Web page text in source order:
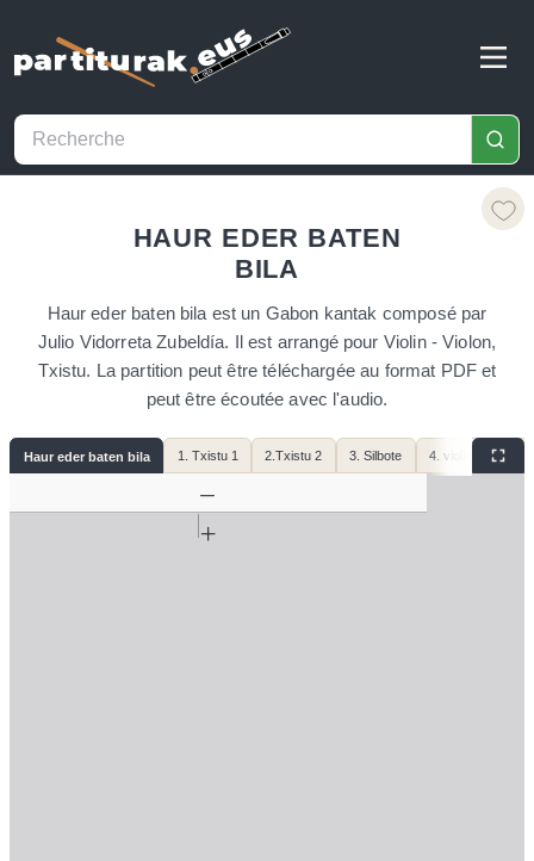
HAUR EDER BATEN
BILA
Haur eder baten bila est un Gabon kantak composé par
Julio Vidorreta Zubeldía. Il est arrangé pour Violin - Violon,
Txistu. La partition peut être téléchargée au format PDF et
peut être écoutée avec l'audio.
Haur eder baten bila 1. Txistu 1 2.Txistu 2 3. Silbote 4. violínes